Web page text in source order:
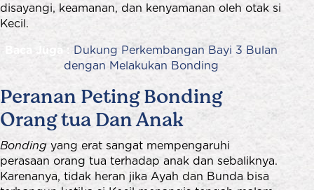
disayangi, keamanan, dan kenyamanan oleh otak si
Kecil.
Baca Juga : Dukung Perkembangan Bayi 3 Bulan
dengan Melakukan Bonding
Peranan Peting Bonding
Orang tua Dan Anak
Bonding yang erat sangat mempengaruhi
perasaan orang tua terhadap anak dan sebaliknya.
Karenanya, tidak heran jika Ayah dan Bunda bisa